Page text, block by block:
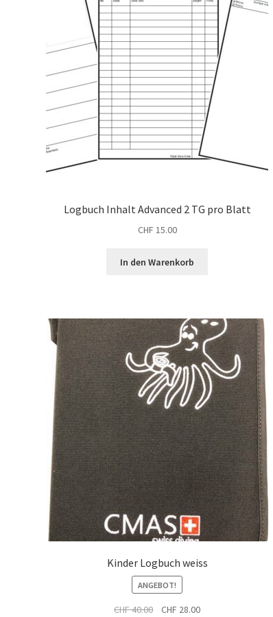
Logbuch Inhalt Advanced 2 TG pro Blatt
CHF 15.00
In den Warenkorb
Kinder Logbuch weiss
ANGEBOT!
CHF40.00
Ursprünglicher
CHF 28.00Aktueller